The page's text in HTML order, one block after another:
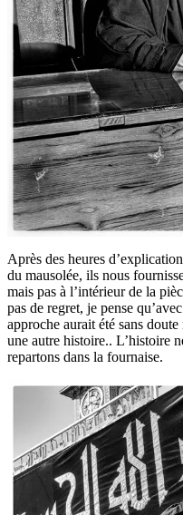
Après des heures
du mausolée, ils nous
mais pas à l’intérieur de la
pas de regret, je pense
approche aurait été sans
une autre histoire.. L’histoire
repartons dans la fournaise.